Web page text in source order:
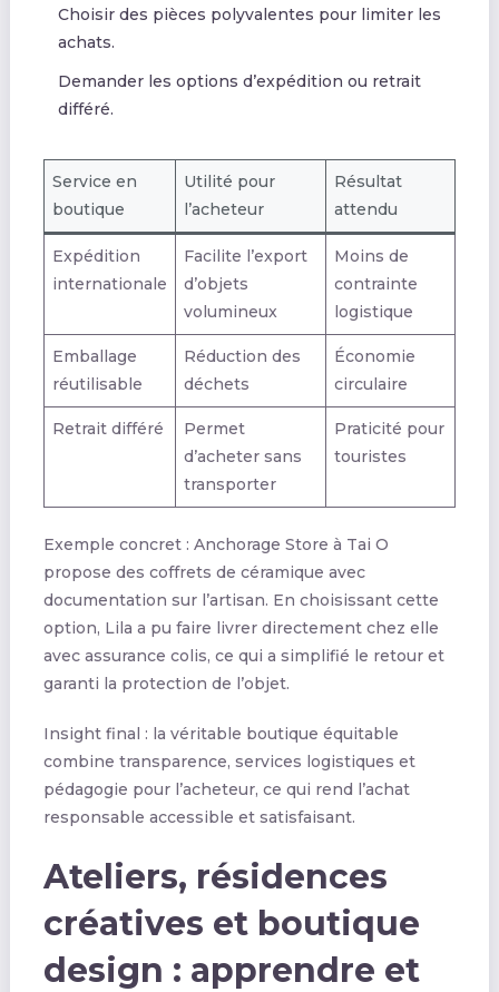
Choisir des pièces polyvalentes pour limiter les
achats.
Demander les options d’expédition ou retrait
différé.
Service en
boutique
Utilité pour
l’acheteur
Résultat
attendu
Expédition
internationale
Facilite l’export
d’objets
volumineux
Moins de
contrainte
logistique
Emballage
réutilisable
Réduction des
déchets
Économie
circulaire
Retrait différé
Permet
d’acheter sans
transporter
Praticité pour
touristes
Exemple concret : Anchorage Store à Tai O
propose des coffrets de céramique avec
documentation sur l’artisan. En choisissant cette
option, Lila a pu faire livrer directement chez elle
avec assurance colis, ce qui a simplifié le retour et
garanti la protection de l’objet.
Insight final : la véritable boutique équitable
combine transparence, services logistiques et
pédagogie pour l’acheteur, ce qui rend l’achat
responsable accessible et satisfaisant.
Ateliers, résidences
créatives et boutique
design : apprendre et